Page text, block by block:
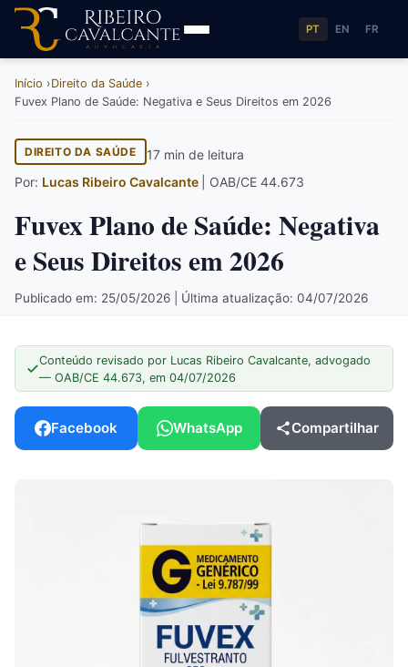
PT EN FR
Início
Direito da Saúde
Fuvex Plano de Saúde: Negativa e Seus Direitos em 2026
DIREITO DA SAÚDE
17 min de leitura
Por: Lucas Ribeiro Cavalcante | OAB/CE 44.673
Fuvex Plano de Saúde: Negativa
e Seus Direitos em 2026
Publicado em: 25/05/2026 | Última atualização: 04/07/2026
Conteúdo revisado por Lucas Ribeiro Cavalcante, advogado
— OAB/CE 44.673, em 04/07/2026
Facebook WhatsApp Compartilhar